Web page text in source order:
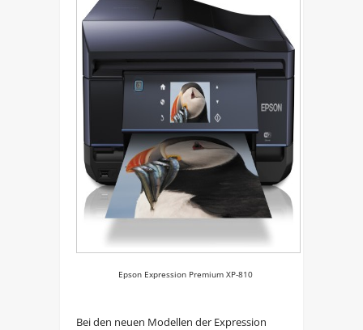
Epson Expression Premium XP-810
Bei den neuen Modellen der Expression